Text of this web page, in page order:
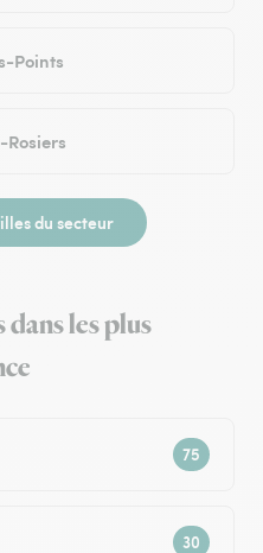
Points
du secteur
les plus